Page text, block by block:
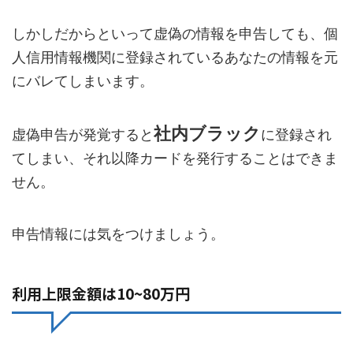
しかしだからといって虚偽の情報を申告しても、個
人信用情報機関に登録されているあなたの情報を元
にバレてしまいます。
虚偽申告が発覚すると社内ブラック に登録され
てしまい、それ以降カードを発行することはできま
せん。
申告情報には気をつけましょう。
利用上限金額は10~80万円